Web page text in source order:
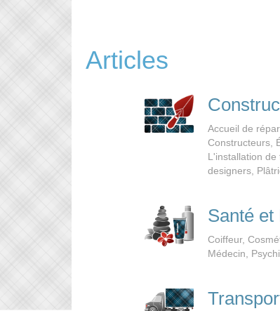
Articles
Accueil de
Constructeurs,
L'installation
designers,
Santé et
Coiffeur,
Médecin,